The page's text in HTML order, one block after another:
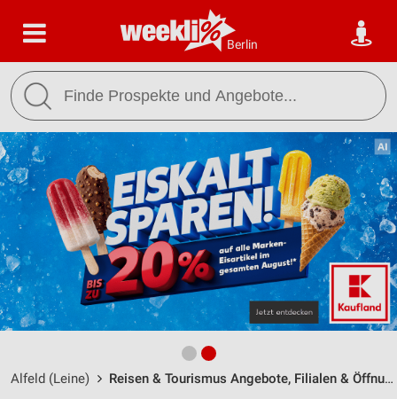
Berlin
Alfeld (Leine) Reisen & Tourismus Angebote, Filialen & Öffnungszeiten